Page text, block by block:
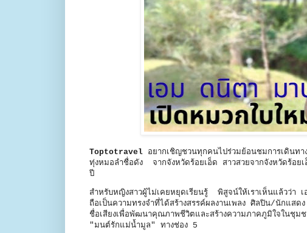
Toptotravel อยากเชิญชวนทุกคนไปร่วมย้อนชมการเดิน
ทุ่งหมอลำชื่อดัง จากจังหวัดร้อยเอ็ด สาวสวยจากจังหวัดร้อย
ปี
สำหรับหญิงสาวผู้ไม่เคยหยุดเรียนรู้ พิสูจน์ให้เราเห็นแล้วว่
ถือเป็นความทรงจำที่ได้สร้างสรรค์ผลงานเพลง ศิลปิน/นักแส
ชื่อเสียงเพื่อพัฒนาคุณภาพชีวิตและสร้างความภาคภูมิใจในชุม
"มนต์รักแม่น้ำมูล" ทางช่อง 5